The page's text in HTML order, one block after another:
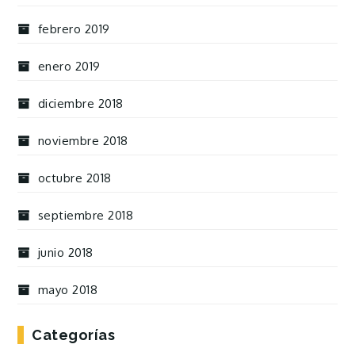
febrero 2019
enero 2019
diciembre 2018
noviembre 2018
octubre 2018
septiembre 2018
junio 2018
mayo 2018
Categorías